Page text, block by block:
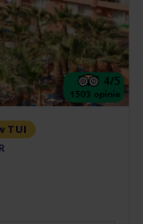
4/5
1503 opinie
TUI